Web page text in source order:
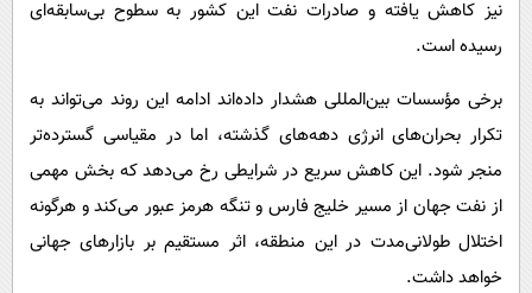
نیز کاهش یافته و صادرات نفت این کشور به سطوح بی‌سابقه‌ای
رسیده است.
برخی مؤسسات بین‌المللی هشدار داده‌اند ادامه این روند می‌تواند به
تکرار بحران‌های انرژی دهه‌های گذشته، اما در مقیاسی گسترده‌تر
منجر شود. این کاهش سریع در شرایطی رخ می‌دهد که بخش مهمی
از نفت جهان از مسیر خلیج فارس و تنگه هرمز عبور می‌کند و هرگونه
اختلال طولانی‌مدت در این منطقه، اثر مستقیم بر بازارهای جهانی
خواهد داشت.